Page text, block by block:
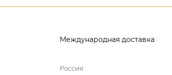
Международная доставка
Россия